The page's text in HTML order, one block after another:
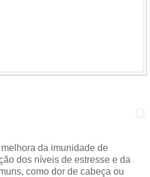
da imunidade de
dos níveis de estresse e da
como dor de cabeça ou